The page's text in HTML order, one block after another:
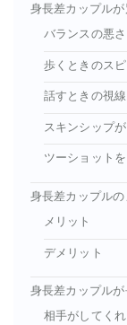
身長差カップル
バランスの悪
歩くときのス
話すときの視
スキンシップ
ツーショット
身長差カップル
メリット
デメリット
身長差カップル
相手がしてく